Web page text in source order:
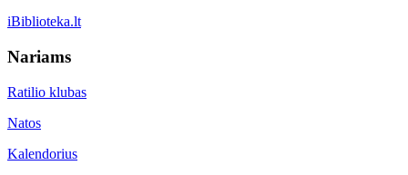
iBiblioteka.lt
Nariams
Ratilio klubas
Natos
Kalendorius